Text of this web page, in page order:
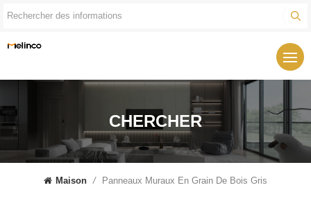
CHERCHER
Maison / Panneaux Muraux En Grain De Bois Gris